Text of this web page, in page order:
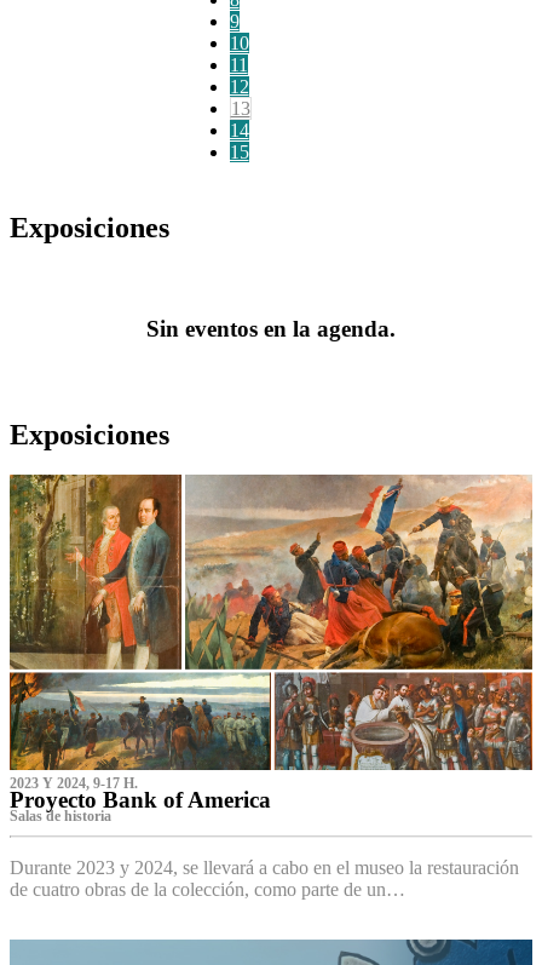
9
10
11
12
13
14
15
Exposiciones
Sin eventos en la agenda.
Exposiciones
2023 Y 2024, 9-17 H.
Proyecto Bank of America
S‌alas de historia
Durante 2023 y 2024, se llevará a cabo en el museo la restauración
de cuatro obras de la colección, como parte de un…